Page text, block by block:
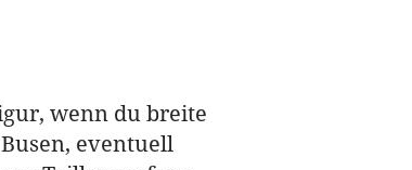
wenn du breite
eventuell